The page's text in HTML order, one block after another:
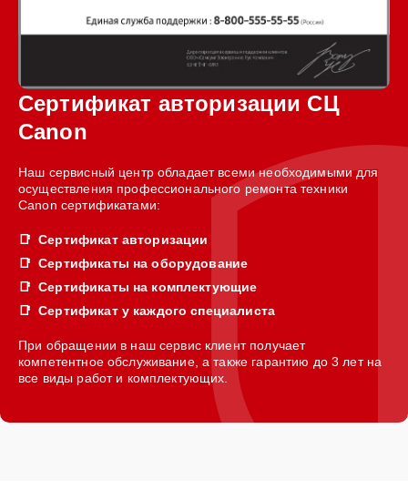
Сертификат авторизации СЦ
Canon
Наш сервисный центр обладает всеми необходимыми для
осуществления профессионального ремонта техники
Canon сертификатами:
Сертификат авторизации
Сертификаты на оборудование
Сертификаты на комплектующие
Сертификат у каждого специалиста
При обращении в наш сервис клиент получает
компетентное обслуживание, а также гарантию до 3 лет на
все виды работ и комплектующих.